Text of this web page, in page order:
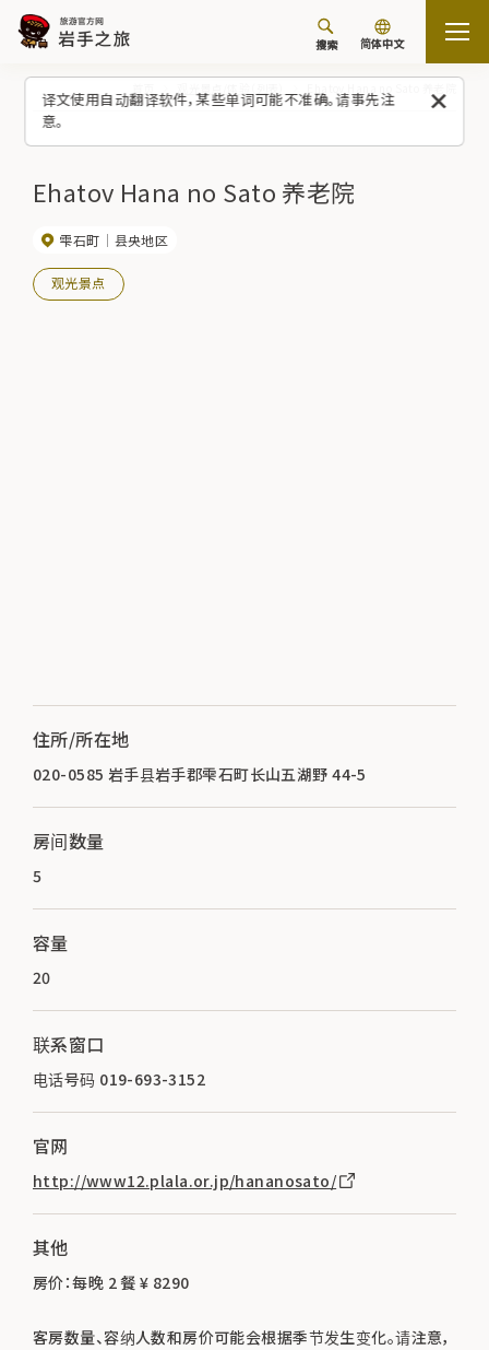
译文使用自动翻译软件，某些单词可能不准确。请事先注
意。
搜索 简体中文
Ehatov Hana no Sato 养老院
雫石町 县央地区
观光景点
住所/所在地
020-0585 岩手县岩手郡雫石町长山五湖野 44-5
房间数量
5
容量
20
联系窗口
电话号码 019-693-3152
官网
http://www12.plala.or.jp/hananosato/
其他
房价：每晚 2 餐 ¥ 8290
客房数量、容纳人数和房价可能会根据季节发生变化。请注意，